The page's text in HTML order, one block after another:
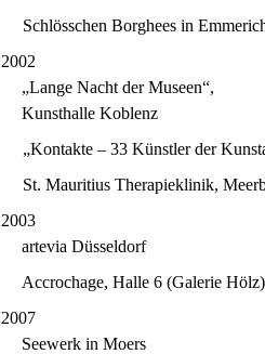
Schlösschen Borghees in
2002
„Lange Nacht der Museen“,
Kunsthalle Koblenz
„Kontakte – 33 Künstler der
St. Mauritius Therapieklinik,
2003
artevia Düsseldorf
Accrochage, Halle 6 (Galerie
2007
Seewerk in Moers